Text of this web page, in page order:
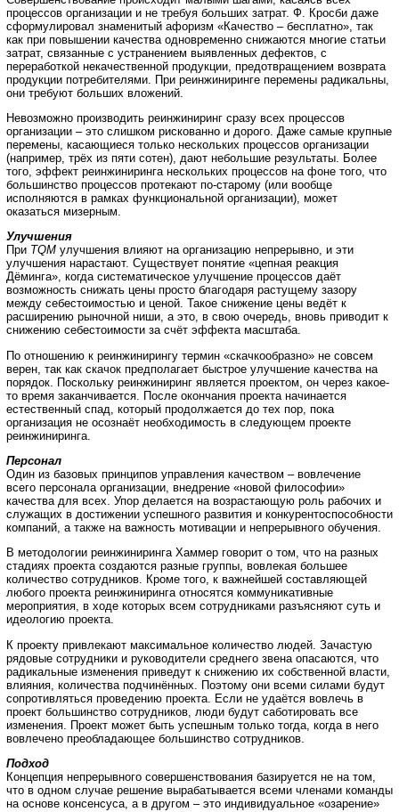
процессов организации и не требуя больших затрат. Ф. Кросби даже
сформулировал знаменитый афоризм «Качество – бесплатно», так
как при повышении качества одновременно снижаются многие статьи
затрат, связанные с устранением выявленных дефектов, с
переработкой некачественной продукции, предотвращением возврата
продукции потребителями. При реинжиниринге перемены радикальны,
они требуют больших вложений.
Невозможно производить реинжиниринг сразу всех процессов
организации – это слишком рискованно и дорого. Даже самые крупные
перемены, касающиеся только нескольких процессов организации
(например, трёх из пяти сотен), дают небольшие результаты. Более
того, эффект реинжиниринга нескольких процессов на фоне того, что
большинство процессов протекают по-старому (или вообще
исполняются в рамках функциональной организации), может
оказаться мизерным.
Улучшения
При TQM улучшения влияют на организацию непрерывно, и эти
улучшения нарастают. Существует понятие «цепная реакция
Дёминга», когда систематическое улучшение процессов даёт
возможность снижать цены просто благодаря растущему зазору
между себестоимостью и ценой. Такое снижение цены ведёт к
расширению рыночной ниши, а это, в свою очередь, вновь приводит к
снижению себестоимости за счёт эффекта масштаба.
По отношению к реинжинирингу термин «скачкообразно» не совсем
верен, так как скачок предполагает быстрое улучшение качества на
порядок. Поскольку реинжиниринг является проектом, он через какое-
то время заканчивается. После окончания проекта начинается
естественный спад, который продолжается до тех пор, пока
организация не осознаёт необходимость в следующем проекте
реинжиниринга.
Персонал
Один из базовых принципов управления качеством – вовлечение
всего персонала организации, внедрение «новой философии»
качества для всех. Упор делается на возрастающую роль рабочих и
служащих в достижении успешного развития и конкурентоспособности
компаний, а также на важность мотивации и непрерывного обучения.
В методологии реинжиниринга Хаммер говорит о том, что на разных
стадиях проекта создаются разные группы, вовлекая большее
количество сотрудников. Кроме того, к важнейшей составляющей
любого проекта реинжиниринга относятся коммуникативные
мероприятия, в ходе которых всем сотрудниками разъясняют суть и
идеологию проекта.
К проекту привлекают максимальное количество людей. Зачастую
рядовые сотрудники и руководители среднего звена опасаются, что
радикальные изменения приведут к снижению их собственной власти,
влияния, количества подчинённых. Поэтому они всеми силами будут
сопротивляться проведению проекта. Если не удаётся вовлечь в
проект большинство сотрудников, люди будут саботировать все
изменения. Проект может быть успешным только тогда, когда в него
вовлечено преобладающее большинство сотрудников.
Подход
Концепция непрерывного совершенствования базируется не на том,
что в одном случае решение вырабатывается всеми членами команды
на основе консенсуса, а в другом – это индивидуальное «озарение»